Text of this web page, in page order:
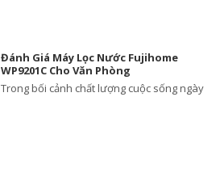
Đánh Giá Máy Lọc Nước Fujihome
WP9201C Cho Văn Phòng
Trong bối cảnh chất lượng cuộc sống ngày